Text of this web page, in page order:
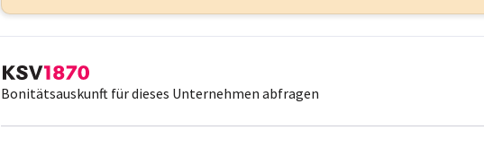
Bonitätsauskunft für dieses Unternehmen abfragen